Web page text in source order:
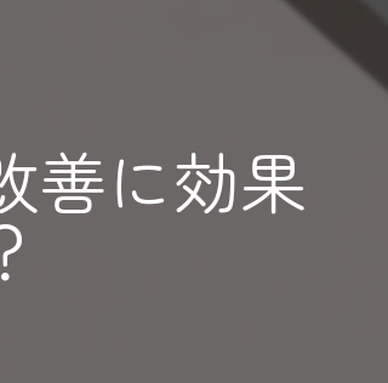
善に効果